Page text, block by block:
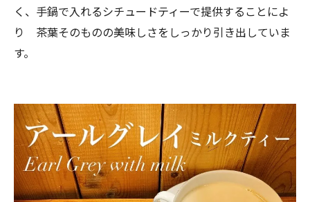
く、手鍋で入れるシチュードティーで提供することによ
り 茶葉そのものの美味しさをしっかり引き出していま
す。